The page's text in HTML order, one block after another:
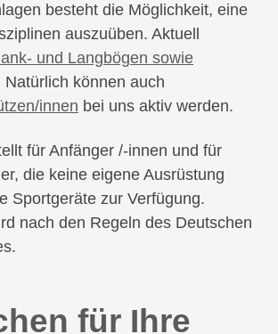
besteht die Möglichkeit, eine
auszuüben. Aktuell
und Langbögen sowie
Natürlich können auch
innen bei uns aktiv werden.
für Anfänger /-innen und für
die keine eigene Ausrüstung
Sportgeräte zur Verfügung.
nach den Regeln des Deutschen
für Ihre